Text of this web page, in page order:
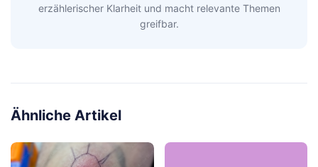
erzählerischer Klarheit und macht relevante Themen
greifbar.
Ähnliche Artikel